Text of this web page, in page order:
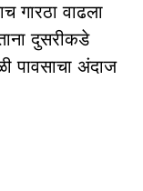
गारठा वाढला
दुसरीकडे
पावसाचा अंदाज